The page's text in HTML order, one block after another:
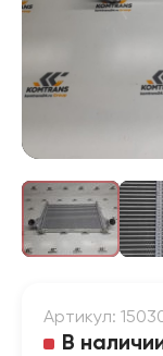
Артикул:
В